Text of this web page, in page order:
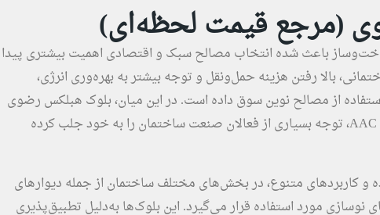
(مرجع قیمت لحظه‌ای)
باعث شده انتخاب مصالح سبک و اقتصادی اهمیت بیشتری پیدا
بالا رفتن هزینه حمل‌ونقل و توجه بیشتر به بهره‌وری انرژی،
از مصالح نوین سوق داده است. در این میان، بلوک هبلکس رضوی
به‌عنوان یکی از پرکاربردترین بلوک‌های AAC، توجه بسیاری از فعالان صنعت ساختمان را به خود جلب کرده
کاربردهای متنوع، در بخش‌های مختلف ساختمان از جمله دیوارهای
نوسازی مورد استفاده قرار می‌گیرد. این بلوک‌ها به‌دلیل تطبیق‌پذیری